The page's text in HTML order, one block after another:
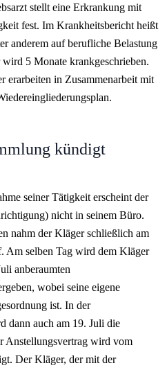
stellt eine Erkrankung mit
fest. Im Krankheitsbericht heißt
anderem auf berufliche Belastung
5 Monate krankgeschrieben.
erarbeiten in Zusammenarbeit mit
kündigt
seiner Tätigkeit erscheint der
nicht in seinem Büro.
nahm der Kläger schließlich am
Am selben Tag wird dem Kläger
anberaumten
wobei seine eigene
ist. In der
dann auch am 19. Juli die
Anstellungsvertrag wird vom
Der Kläger, der mit der